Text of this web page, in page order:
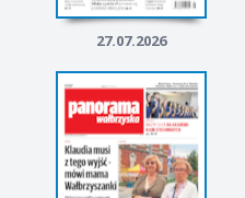
27.07.2026